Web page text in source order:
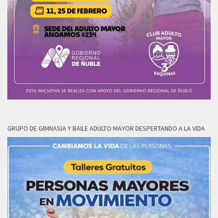
GRUPO DE GIMNASIA Y BAILE ADULTO MAYOR DESPERTANDO A LA VIDA